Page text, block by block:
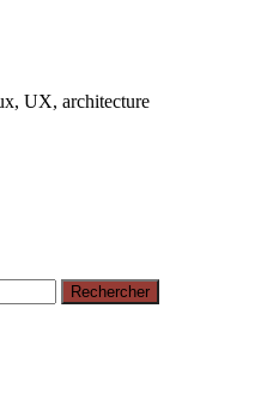
UX, architecture